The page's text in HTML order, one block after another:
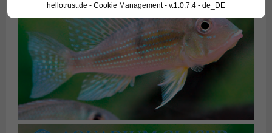
hellotrust.de - Cookie Management - v.1.0.7.4 - de_DE